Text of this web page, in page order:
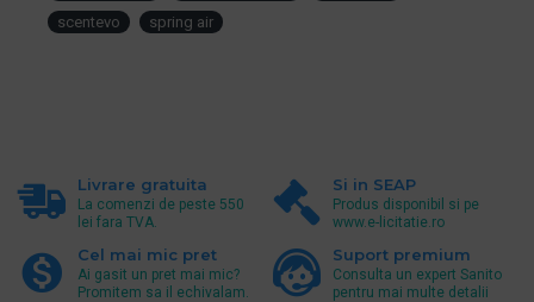
scentevo
spring air
Livrare gratuita
La comenzi de peste 550
lei fara TVA.
Si in SEAP
Produs disponibil si pe
www.e-licitatie.ro
Cel mai mic pret
Ai gasit un pret mai mic?
Promitem sa il echivalam.
Suport premium
Consulta un expert Sanito
pentru mai multe detalii